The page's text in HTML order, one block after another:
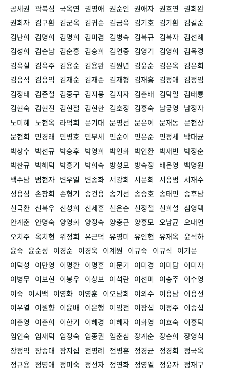
공세권 곽복심 국옥연 권명애 권순인 권애자 권호연 권희완
권희자 김구환 김군옥 김귀순 김금옥 김기호 김기환 김길순
김난희
김명희 김명희 김미겸 김병숙 김복규 김복자 김선례
김성희
김순남 김순흥 김승희 김연중 김영기 김영희
김옥경
김옥실
김옥주 김용순 김용완 김원년 김윤순 김은옥 김은희
김응석
김응익 김재순 김재준 김재형 김재홍 김정애 김정임
김정태 김준철 김중구 김지용 김지자 김춘배 김탁일
김태룡
김현숙 김현진 김현철 김현한 김호정 김홍숙 남궁영
남정자
노미혜 노현옥 라덕희 문기대 문명선 문은이 문재동 문현상
문현희
민경래 민병호 민부세 민순이 민은준 민정세 박대균
박상수 박선규 박승후 박영희 박인화 박인환 박재빈
박정순
박찬규 박해덕 박흥기 박희숙 방성모 방숙정 배은영
백명원
백수남 범현자 변우일 변종화 서강희 서문희 서응범
서재수
성용심 손창희 손형기 송건용 송기선 송승호 송태민 송후남
신극환 신복우 신성희 신세훈 신은순 신정철 신희설
심영택
안계춘 안명숙 양영화 양정숙 양충근 양홍모 오남균 오대연
오치주 옥치현 위정희 유근덕 유영미 유인현 유재옥 윤석하
윤숙 윤순성 이경순 이경욱 이계원 이규숙 이규식
이기문
이덕성
이만영 이명환 이명훈 이문기 이미경 이미담 이미자
이병무 이보현 이봉우 이상보 이석란 이선미 이송주 이수영
이숙 이시백 이영화 이영훈 이오남희 이외수 이용남 이용선
이우열
이원향 이윤배 이은행 이임전 이장섭 이정주 이종섭
이춘영
이춘희 이한기 이혜경 이혜자 이화영 이효숙 이흥탁
임인숙 임재덕 임정숙 임종권 임춘심 장계순 장순희 장영식
장정익 장종대 장지섭 전명례 전병훈 정경균 정경희
정국옥
정규용 정명애 정미숙 정선자 정연화 정영일 정윤자 정재구